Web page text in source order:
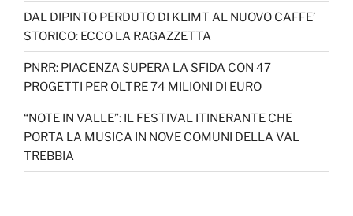
DAL DIPINTO PERDUTO DI KLIMT AL NUOVO CAFFE’
STORICO: ECCO LA RAGAZZETTA
PNRR: PIACENZA SUPERA LA SFIDA CON 47
PROGETTI PER OLTRE 74 MILIONI DI EURO
“NOTE IN VALLE”: IL FESTIVAL ITINERANTE CHE
PORTA LA MUSICA IN NOVE COMUNI DELLA VAL
TREBBIA